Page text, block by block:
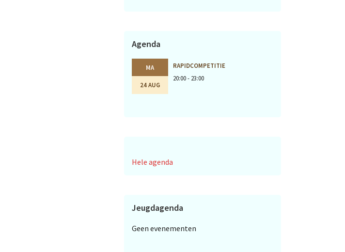
Agenda
MA
24 AUG
RAPIDCOMPETITIE
20:00 - 23:00
Hele agenda
Jeugdagenda
Geen evenementen